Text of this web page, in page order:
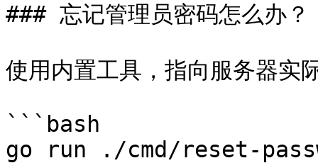
### 忘记管理员密码怎么办？
使用内置工具，指向服务器实
```bash
go run ./cmd/reset-